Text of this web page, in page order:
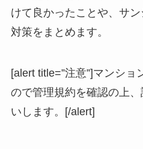
けて良かったことや、サ
対策をまとめます。
[alert title=”注意”]マンシ
ので管理規約を確認の上
いします。[/alert]